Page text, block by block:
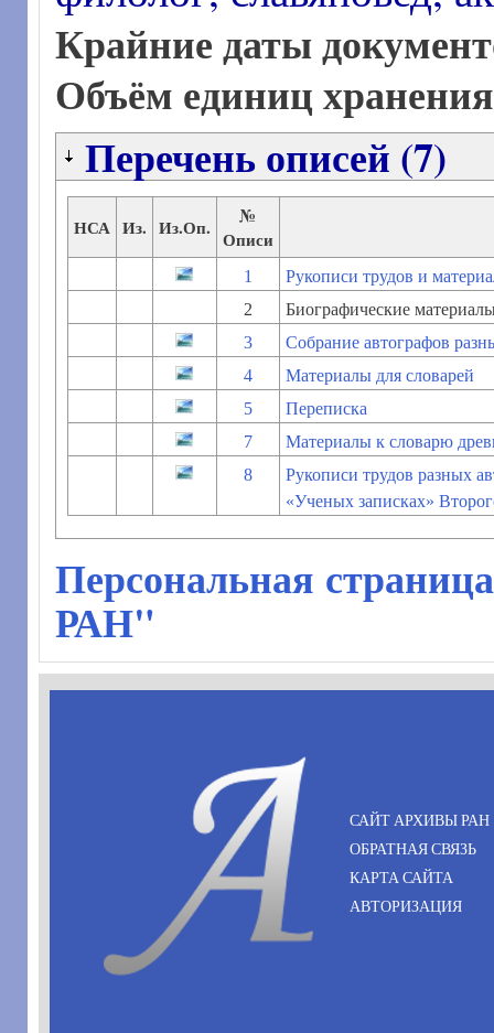
Крайние даты
Объём единиц
Перечень описей (7)
НСА Из. Из.Оп.
№
Описи
1
Рукописи трудов и
2
Биографические
3
Собрание автографов
4
Материалы для словарей
5
Переписка
7
Материалы к словарю
8
Рукописи трудов разных
«Ученых записках»
Персональная
РАН"
САЙТ АРХИВЫ РАН
ОБРАТНАЯ СВЯЗЬ
КАРТА САЙТА
АВТОРИЗАЦИЯ